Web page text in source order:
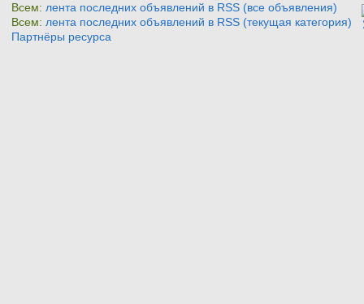
Всем: лента последних объявлений в RSS (все объявления)
Всем: лента последних объявлений в RSS (текущая категория)
Партнёры ресурса